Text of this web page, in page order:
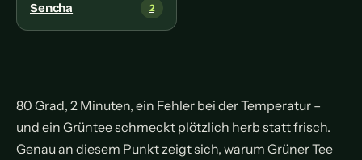
Sencha 2
80 Grad, 2 Minuten, ein Fehler bei der Temperatur –
und ein Grüntee schmeckt plötzlich herb statt frisch.
Genau an diesem Punkt zeigt sich, warum Grüner Tee